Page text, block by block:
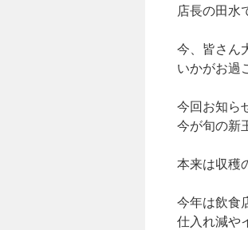
店長の田水
今、皆さん
いかがお過
今回お知ら
今が旬の新
本来は収穫
今年は飲食
仕入れ減や